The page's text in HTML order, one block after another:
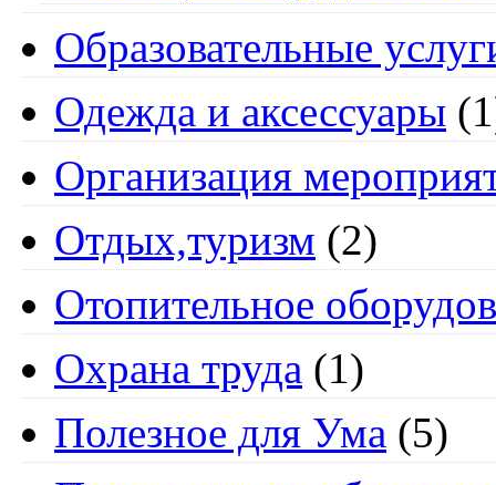
Образовательные
Одежда и аксессуары
Организация
Отдых,туризм (2)
Отопительное
Охрана труда (1)
Полезное для Ума (5)